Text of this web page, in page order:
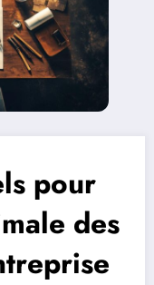
pour
des